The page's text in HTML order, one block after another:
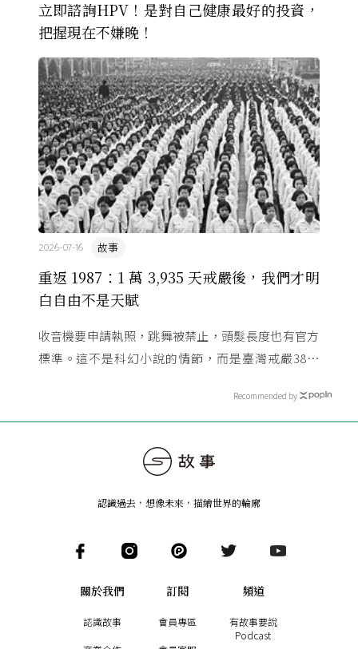
立即諮詢HPV！是對自己健康最好的投資，
把握現在不嫌晚！
重返 1987：1 萬 3,935 天戒嚴後，我們才明
白自由不是天賦
故事
2026-07-16
收音機要申請執照，跳舞被禁止，頭髮長度也有官方
標準。這不是科幻小說的情節，而是臺灣戒嚴38年
Recommended by
認識過去，想像未來 ， 描繪世界的輪廓
關於我們
認識故事
訂閱
會員專區
頻道
有故事要說
Podcast